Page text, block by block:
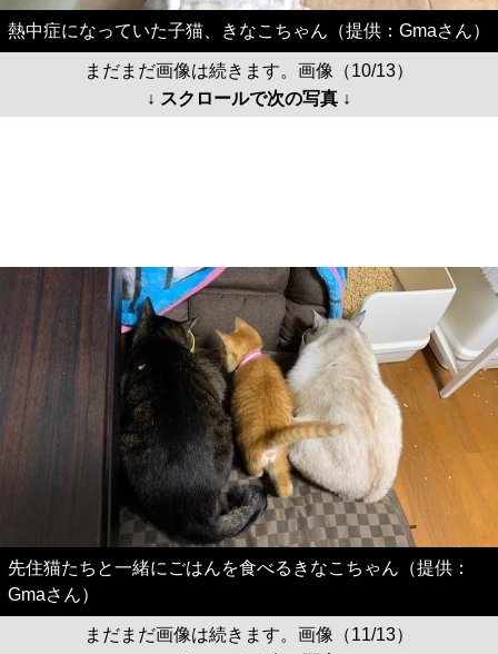
熱中症になっていた子猫、きなこちゃん（提供：Gmaさん）
まだまだ画像は続きます。画像（10/13）
↓ スクロールで次の写真 ↓
先住猫たちと一緒にごはんを食べるきなこちゃん（提供：
Gmaさん）
まだまだ画像は続きます。画像（11/13）